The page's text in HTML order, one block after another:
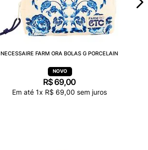
NECESSAIRE FARM ORA BOLAS G PORCELAIN
R$69,00
Em até 1x R$ 69,00 sem juros